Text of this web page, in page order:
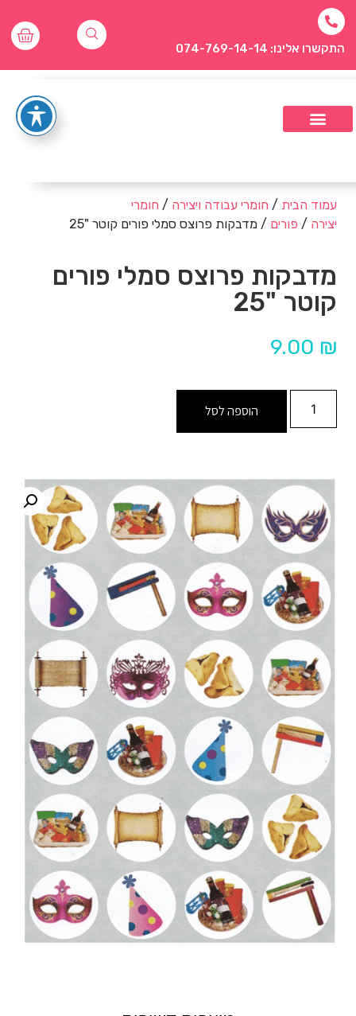
התקשרו אלינו: 074-769-14-14
עמוד הבית / חומרי עבודה ויצירה / חומרי
יצירה / פורים / מדבקות פרוצס סמלי פורים קוטר "25
מדבקות פרוצס סמלי פורים
קוטר "25
9.00 ₪
הוספה לסל